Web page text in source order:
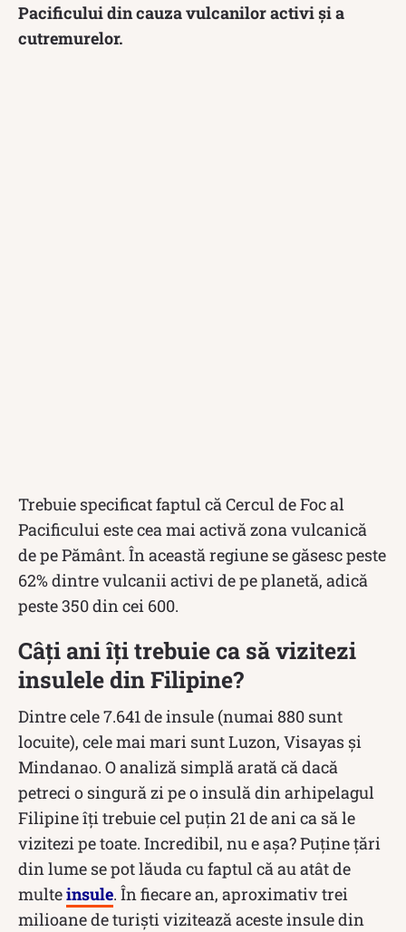
Pacificului din cauza vulcanilor activi și a
cutremurelor.
Trebuie specificat faptul că Cercul de Foc al
Pacificului este cea mai activă zona vulcanică
de pe Pământ. În această regiune se găsesc peste
62% dintre vulcanii activi de pe planetă, adică
peste 350 din cei 600.
Câți ani îți trebuie ca să vizitezi
insulele din Filipine?
Dintre cele 7.641 de insule (numai 880 sunt
locuite), cele mai mari sunt Luzon, Visayas și
Mindanao. O analiză simplă arată că dacă
petreci o singură zi pe o insulă din arhipelagul
Filipine îți trebuie cel puțin 21 de ani ca să le
vizitezi pe toate. Incredibil, nu e așa? Puține țări
din lume se pot lăuda cu faptul că au atât de
multeinsule. În fiecare an, aproximativ trei
milioane de turiști vizitează aceste insule din